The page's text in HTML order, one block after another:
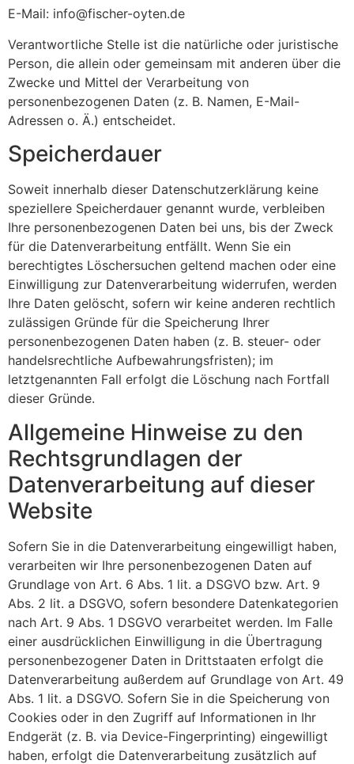
E-Mail: info@fischer-oyten.de
Verantwortliche Stelle ist die natürliche oder juristische
Person, die allein oder gemeinsam mit anderen über die
Zwecke und Mittel der Verarbeitung von
personenbezogenen Daten (z. B. Namen, E-Mail-
Adressen o. Ä.) entscheidet.
Speicherdauer
Soweit innerhalb dieser Datenschutzerklärung keine
speziellere Speicherdauer genannt wurde, verbleiben
Ihre personenbezogenen Daten bei uns, bis der Zweck
für die Datenverarbeitung entfällt. Wenn Sie ein
berechtigtes Löschersuchen geltend machen oder eine
Einwilligung zur Datenverarbeitung widerrufen, werden
Ihre Daten gelöscht, sofern wir keine anderen rechtlich
zulässigen Gründe für die Speicherung Ihrer
personenbezogenen Daten haben (z. B. steuer- oder
handelsrechtliche Aufbewahrungsfristen); im
letztgenannten Fall erfolgt die Löschung nach Fortfall
dieser Gründe.
Allgemeine Hinweise zu den
Rechtsgrundlagen der
Datenverarbeitung auf dieser
Website
Sofern Sie in die Datenverarbeitung eingewilligt haben,
verarbeiten wir Ihre personenbezogenen Daten auf
Grundlage von Art. 6 Abs. 1 lit. a DSGVO bzw. Art. 9
Abs. 2 lit. a DSGVO, sofern besondere Datenkategorien
nach Art. 9 Abs. 1 DSGVO verarbeitet werden. Im Falle
einer ausdrücklichen Einwilligung in die Übertragung
personenbezogener Daten in Drittstaaten erfolgt die
Datenverarbeitung außerdem auf Grundlage von Art. 49
Abs. 1 lit. a DSGVO. Sofern Sie in die Speicherung von
Cookies oder in den Zugriff auf Informationen in Ihr
Endgerät (z. B. via Device-Fingerprinting) eingewilligt
haben, erfolgt die Datenverarbeitung zusätzlich auf